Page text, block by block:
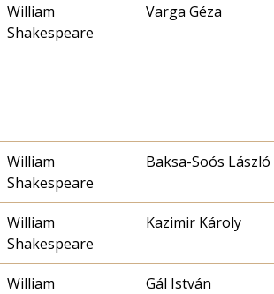
William
Shakespeare
Varga Géza
William
Shakespeare
Baksa-Soós László
William
Shakespeare
Kazimir Károly
William Gál István